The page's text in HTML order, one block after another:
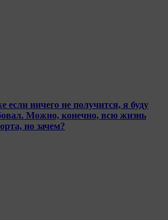
ничего не получится, я буду
Можно, конечно, всю жизнь
но зачем?